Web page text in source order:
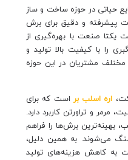
حیاتی در حوزه ساخت و ساز
پیشرفته و دقیق برای برش
صنعت با بهره‌گیری از
را با کیفیت بالا تولید و
مشتریان در این حوزه
اره اسلب بر است که برای
و تراورتن کاربرد دارد.
بهینه‌ترین برش‌ها را فراهم
می‌شوند. به همین دلیل،
به کاهش هزینه‌های تولید